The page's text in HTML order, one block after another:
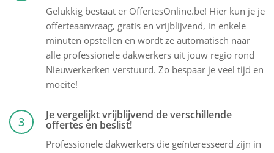
Gelukkig bestaat er OffertesOnline.be! Hier kun je je
offerteaanvraag, gratis en vrijblijvend, in enkele
minuten opstellen en wordt ze automatisch naar
alle professionele dakwerkers uit jouw regio rond
Nieuwerkerken verstuurd. Zo bespaar je veel tijd en
moeite!
3 Je vergelijkt vrijblijvend de verschillende
offertes en beslist!
Professionele dakwerkers die geïnteresseerd zijn in